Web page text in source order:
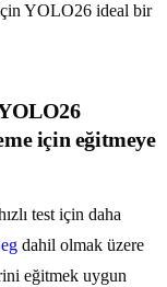
YOLO26 ideal bir
için eğitmeye
test için daha
dahil olmak üzere
eğitmek uygun